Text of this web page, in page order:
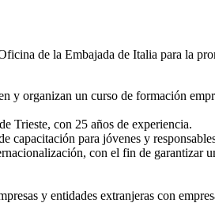
de la Embajada de Italia para la
organizan un curso de formación
Trieste, con 25 años de experiencia.
capacitación para jóvenes y
con el fin de garantizar
y entidades extranjeras con